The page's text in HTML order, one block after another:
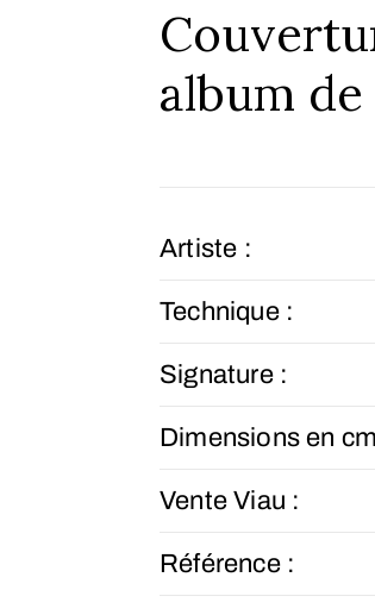
album
Artiste :
Technique :
Signature :
Dimensions en
Vente Viau :
Référence :